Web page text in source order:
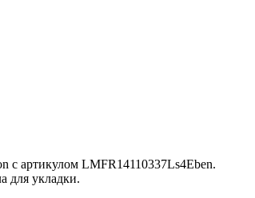
с артикулом LMFR14110337Ls4Eben.
для укладки.